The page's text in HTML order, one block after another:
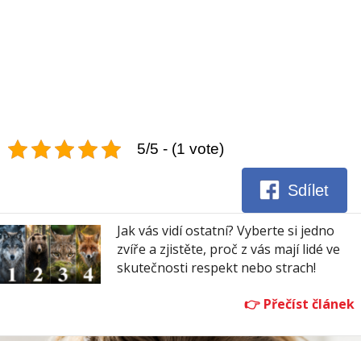
5/5 - (1 vote)
Sdílet
Jak vás vidí ostatní? Vyberte si jedno
zvíře a zjistěte, proč z vás mají lidé ve
skutečnosti respekt nebo strach!